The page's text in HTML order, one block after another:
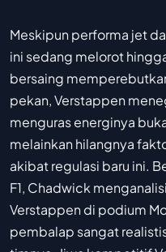
Meskipun performa jet
ini sedang melorot
bersaing
pekan, Verstappen
menguras energinya
melainkan hilangnya
akibat regulasi baru ini.
F1, Chadwick
Verstappen di podium
pembalap sangat